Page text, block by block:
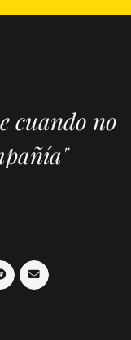
cuando no